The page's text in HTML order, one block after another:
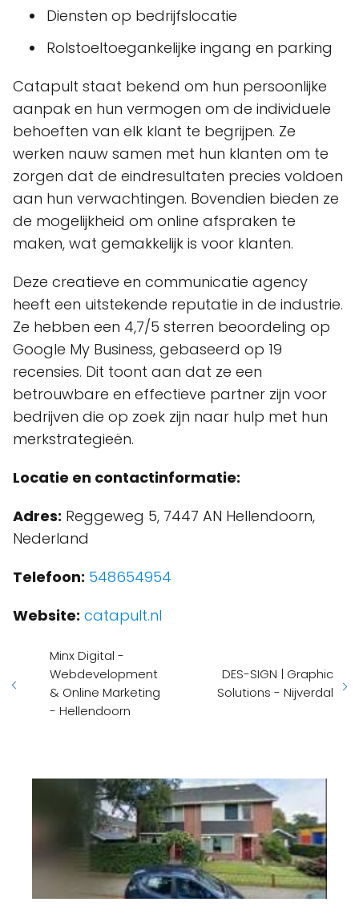
Diensten op bedrijfslocatie
Rolstoeltoegankelijke ingang en parking
Catapult staat bekend om hun persoonlijke
aanpak en hun vermogen om de individuele
behoeften van elk klant te begrijpen. Ze
werken nauw samen met hun klanten om te
zorgen dat de eindresultaten precies voldoen
aan hun verwachtingen. Bovendien bieden ze
de mogelijkheid om online afspraken te
maken, wat gemakkelijk is voor klanten.
Deze creatieve en communicatie agency
heeft een uitstekende reputatie in de industrie.
Ze hebben een 4,7/5 sterren beoordeling op
Google My Business, gebaseerd op 19
recensies. Dit toont aan dat ze een
betrouwbare en effectieve partner zijn voor
bedrijven die op zoek zijn naar hulp met hun
merkstrategieën.
Locatie en contactinformatie:
Adres: Reggeweg 5, 7447 AN Hellendoorn,
Nederland
Telefoon: 548654954
Website: catapult.nl
Minx Digital -
Webdevelopment
& Online Marketing
- Hellendoorn
DES-SIGN | Graphic
Solutions - Nijverdal